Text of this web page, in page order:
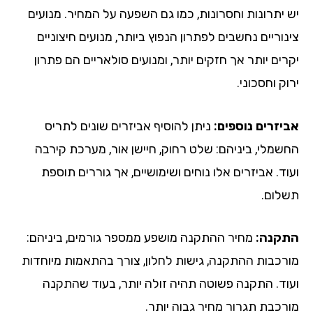
יתרונות וחסרונות, כמו גם השפעה על המחיר. מנועים
נחשבים לפתרון הנפוץ ביותר, מנועים חיצוניים
יותר אך חזקים יותר, ומנועים סולאריים הם פתרון
וחסכוני.
נוספים:ניתן להוסיף אביזרים שונים לתריס
ביניהם: שלט רחוק, חיישן אור, מערכת קירבה
אביזרים אלו נוחים ושימושיים, אך גוררים תוספת
מחיר ההתקנה מושפע ממספר גורמים, ביניהם:
ההתקנה, גישות לחלון, צורך בהתאמות מיוחדות
התקנה פשוטה תהיה זולה יותר, בעוד שהתקנה
תגרור מחיר גבוה יותר.